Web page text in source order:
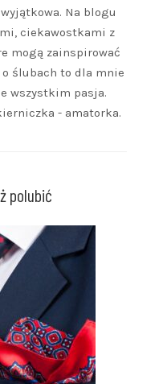
Na blogu
ciekawostkami z
mogą zainspirować
o ślubach to dla mnie
wszystkim pasja.
- amatorka.
polubić